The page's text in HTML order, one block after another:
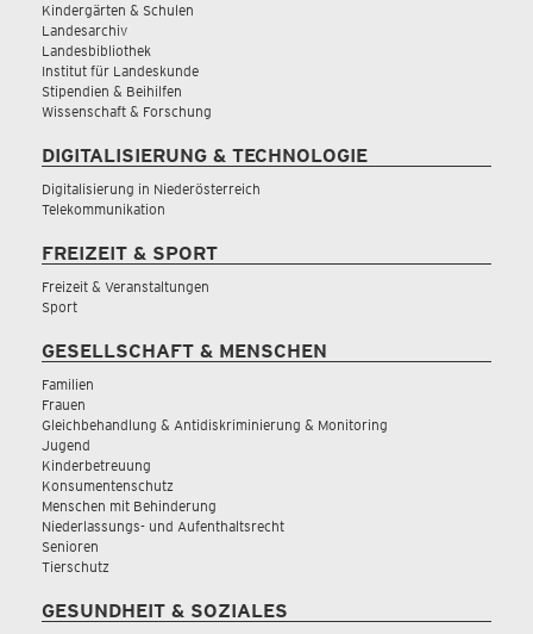
Kindergärten & Schulen
Landesarchiv
Landesbibliothek
Institut für Landeskunde
Stipendien & Beihilfen
Wissenschaft & Forschung
DIGITALISIERUNG & TECHNOLOGIE
Digitalisierung in Niederösterreich
Telekommunikation
FREIZEIT & SPORT
Freizeit & Veranstaltungen
Sport
GESELLSCHAFT & MENSCHEN
Familien
Frauen
Gleichbehandlung & Antidiskriminierung & Monitoring
Jugend
Kinderbetreuung
Konsumentenschutz
Menschen mit Behinderung
Niederlassungs- und Aufenthaltsrecht
Senioren
Tierschutz
GESUNDHEIT & SOZIALES